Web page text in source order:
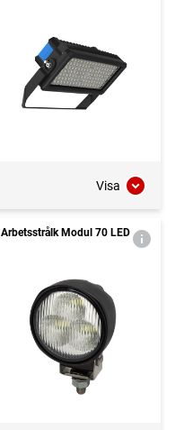
Visa
Arbetsstrålk Modul 70 LED